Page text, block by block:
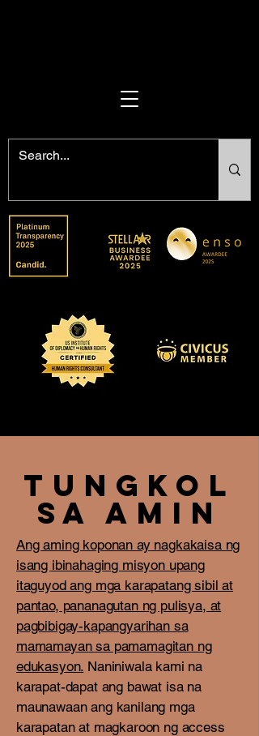
tungkol
sa amin
Ang aming koponan ay nagkakaisa ng
isang ibinahaging misyon upang
itaguyod ang mga karapatang sibil at
pantao, pananagutan ng pulisya, at
pagbibigay-kapangyarihan sa
mamamayan sa pamamagitan ng
edukasyon. Naniniwala kami na
karapat-dapat ang bawat isa na
maunawaan ang kanilang mga
karapatan at magkaroon ng access